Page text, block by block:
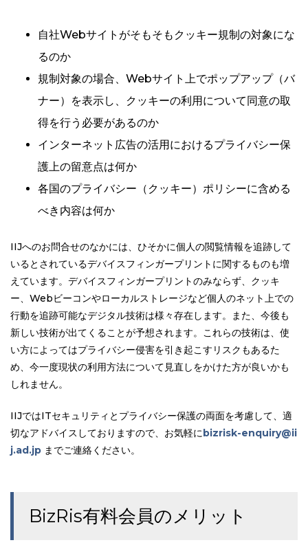
自社Webサイトがそもそもクッキー規制の対象にな
るのか
規制対象の場合、Webサイト上でポップアップ（バ
ナー）を表示し、クッキーの利用について同意の取
得を行う必要があるのか
インターネット広告の活用におけるプライバシー保
護上の留意点は何か
各国のプライバシー（クッキー）ポリシーに含める
べき内容は何か
IIJへのお問合せのなかには、ひそかに個人の閲覧情報を追跡して
いるとされているデバイスフィンガープリントに関するものも増
えています。デバイスフィンガープリントのみならず、クッキ
ー、Webビーコンやローカルストレージなど個人のネット上での
行動を追跡可能なデジタル技術は様々存在します。また、今後も
新しい技術が出てくることが予想されます。これらの技術は、使
い方によってはプライバシー侵害を引き起こすリスクもあるた
め、今一度現状の利用方法について見直しをかけた方が良いかも
しれません。
IIJではITセキュリティとプライバシー保護の両面を考慮して、適
切なアドバイスしておりますので、お気軽に bizrisk-enquiry@ii
j.ad.jp までご連絡ください。
BizRis有料会員のメリット